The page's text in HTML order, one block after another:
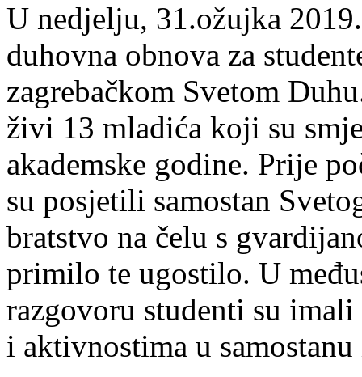
U nedjelju, 31.ožujka
duhovna obnova za
zagrebačkom Svetom
živi 13 mladića koji su
akademske godine. Prije
su posjetili samostan
bratstvo na čelu s
primilo te ugostilo. U
razgovoru studenti su
i aktivnostima u